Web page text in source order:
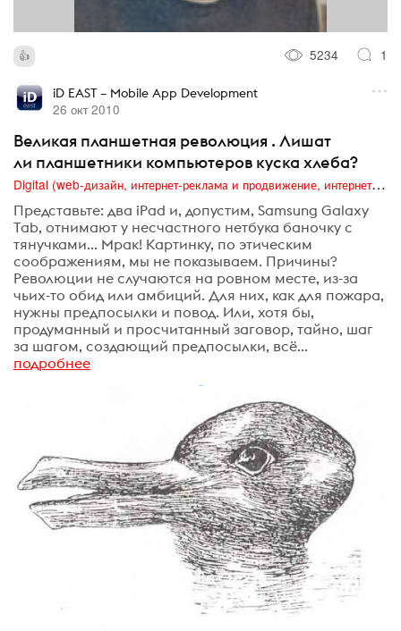
5234 1
iD EAST – Mobile App Development
26 окт 2010
Великая планшетная революция . Лишат
ли планшетники компьютеров куска хлеба?
Digital (web-дизайн, интернет-реклама и продвижение, интернет-сообщества и блоги, интернет-коммуникации, мобильный маркетинг, реклама на цифровых экранах)
Представьте: два iPad и, допустим, Samsung Galaxy
Tab, отнимают у несчастного нетбука баночку с
тянучками... Мрак! Картинку, по этическим
соображениям, мы не показываем. Причины?
Революции не случаются на ровном месте, из-за
чьих-то обид или амбиций. Для них, как для пожара,
нужны предпосылки и повод. Или, хотя бы,
продуманный и просчитанный заговор, тайно, шаг
за шагом, создающий предпосылки, всё...
подробнее